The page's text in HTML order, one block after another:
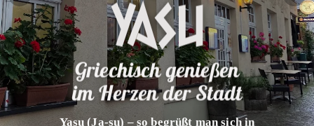
Reservieren
Yasu
Griechisch genießen
im Herzen der Stadt